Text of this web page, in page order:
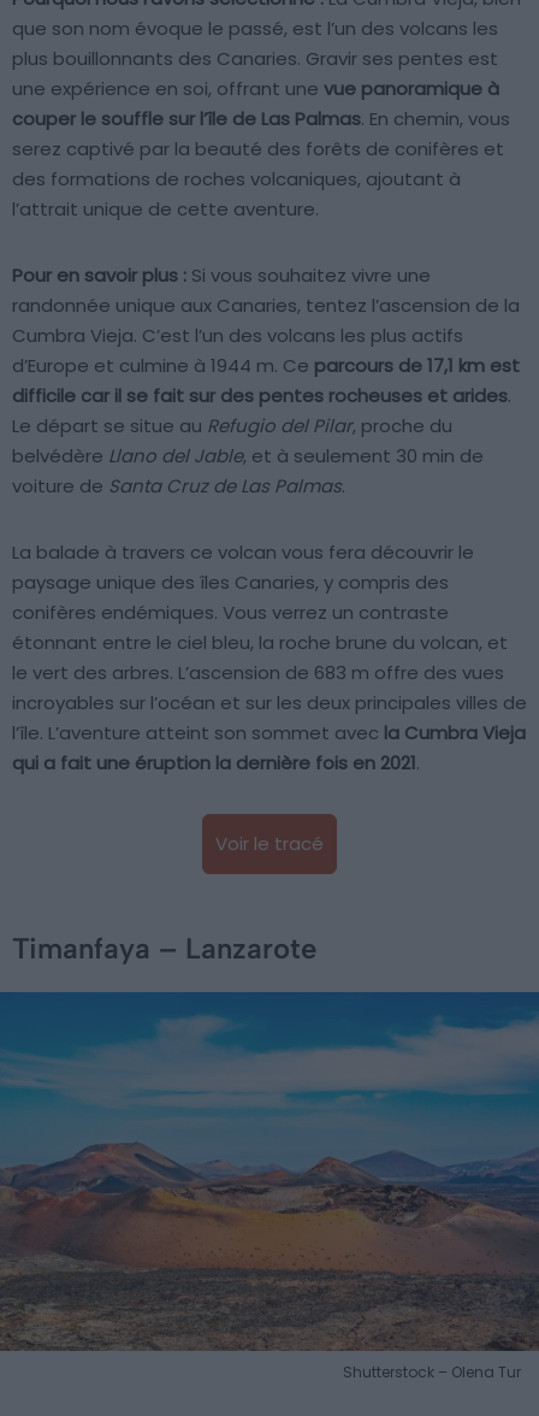
que son nom évoque le passé, est l’un des volcans les
plus bouillonnants des Canaries. Gravir ses pentes est
une expérience en soi, offrant une vue panoramique à
couper le souffle sur l’île de Las Palmas. En chemin, vous
serez captivé par la beauté des forêts de conifères et
des formations de roches volcaniques, ajoutant à
l’attrait unique de cette aventure.
Pour en savoir plus : Si vous souhaitez vivre une
randonnée unique aux Canaries, tentez l’ascension de la
Cumbra Vieja. C’est l’un des volcans les plus actifs
d’Europe et culmine à 1944 m. Ce parcours de 17,1 km est
difficile car il se fait sur des pentes rocheuses et arides.
Le départ se situe au Refugio del Pilar, proche du
belvédère Llano del Jable, et à seulement 30 min de
voiture de Santa Cruz de Las Palmas.
La balade à travers ce volcan vous fera découvrir le
paysage unique des îles Canaries, y compris des
conifères endémiques. Vous verrez un contraste
étonnant entre le ciel bleu, la roche brune du volcan, et
le vert des arbres. L’ascension de 683 m offre des vues
incroyables sur l’océan et sur les deux principales villes de
l’île. L’aventure atteint son sommet avec la Cumbra Vieja
qui a fait une éruption la dernière fois en 2021.
Voir le tracé
Timanfaya – Lanzarote
Shutterstock – Olena Tur